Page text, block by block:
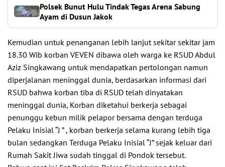
Polsek Bunut Hulu Tindak Tegas Arena Sabung
Ayam di Dusun Jakok
Kemudian untuk penanganan lebih lanjut sekitar sekitar jam
18.30 Wib korban VEVEN dibawa oleh warga ke RSUD Abdul
Aziz Singkawang untuk mendapatkan pertolongan namun
diperjalanan meninggal dunia, berdasarkan informasi dari
RSUD bahwa korban tiba di RSUD telah dinyatakan
meninggal dunia, Korban diketahui berkerja sebagai
penunggu kebun milik pelapor bersama dengan terduga
Pelaku Inisial “J ” , korban berkerja selama kurang lebih tiga
bulan sedangkan Terduga Pelaku Inisial “J” sejak keluar dari
Rumah Sakit Jiwa sudah tinggal di Pondok tersebut.